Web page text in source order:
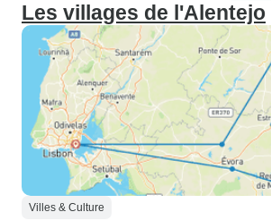
Les villages de l'Alentejo
Villes & Culture